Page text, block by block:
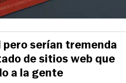
serían tremenda
de sitios web que
a la gente